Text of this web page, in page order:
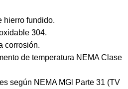
hierro fundido.
304.
corrosión.
de temperatura NEMA Clase
según NEMA MGl Parte 31 (TV